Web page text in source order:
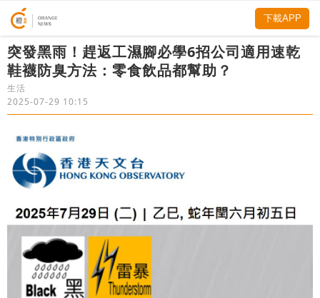
突發黑雨！趕返工濕腳必學6招公司適用速乾
鞋襪防臭方法：零食飲品都幫助？
生活
2025-07-29 10:15
下載APP